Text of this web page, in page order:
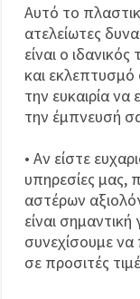
Αυτό το
ατελείωτες
είναι ο
και
την ευκαιρία
την έμπνευσή
• Αν είστε
υπηρεσίες μας,
αστέρων
είναι
συνεχίσουμε
σε προσιτές